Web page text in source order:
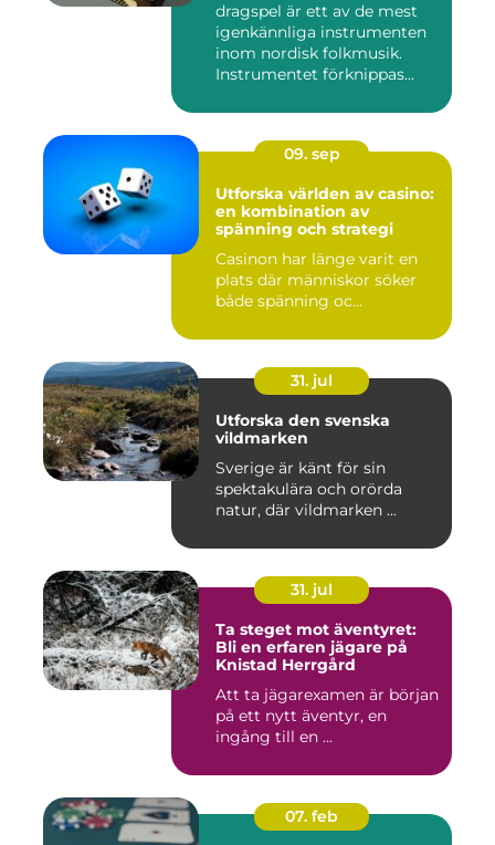
dragspel är ett av de mest
igenkännliga instrumenten
inom nordisk folkmusik.
Instrumentet förknippas...
09. sep
Utforska världen av casino:
en kombination av
spänning och strategi
Casinon har länge varit en
plats där människor söker
både spänning oc...
31. jul
Utforska den svenska
vildmarken
Sverige är känt för sin
spektakulära och orörda
natur, där vildmarken ...
31. jul
Ta steget mot äventyret:
Bli en erfaren jägare på
Knistad Herrgård
Att ta jägarexamen är början
på ett nytt äventyr, en
ingång till en ...
07. feb